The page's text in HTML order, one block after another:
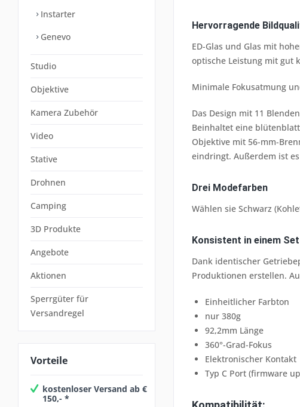
Instarter
Genevo
Studio
Objektive
Kamera Zubehör
Video
Stative
Drohnen
Camping
3D Produkte
Angebote
Aktionen
Sperrgüter für
Versandregel
Vorteile
kostenloser Versand ab €
150,- *
Hervorragende
ED-Glas und Glas mit
optische Leistung mit gut
Minimale Fokusatmung
Das Design mit 11
Beinhaltet eine
Objektive mit 56-mm-
eindringt. Außerdem ist
Drei Modefarben
Wählen sie Schwarz
Konsistent in einem Set
Dank identischer
Produktionen erstellen.
Einheitlicher Farbton
nur 380g
92,2mm Länge
360°-Grad-Fokus
Elektronischer Kontakt
Typ C Port (firmware